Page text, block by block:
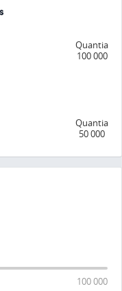
Quantia
100 000
Quantia
50 000
100 000